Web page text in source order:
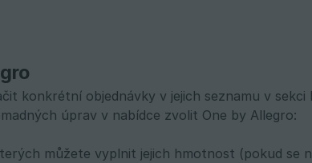
konkrétní objednávky v jejich seznamu v sekci
úprav v nabídce zvolit One by Allegro:
můžete vyplnit jejich hmotnost (pokud se